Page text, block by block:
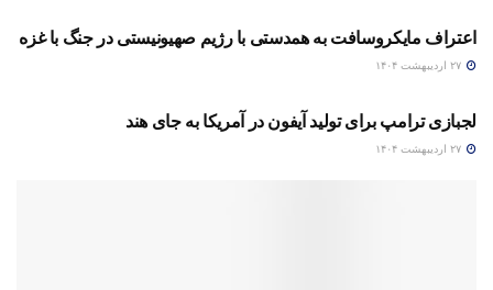
اعتراف مایکروسافت به همدستی با رژیم صهیونیستی در جنگ با غزه
مجازی
لجبازی ترامپ برای تولید آیفون در آمریکا به جای هند